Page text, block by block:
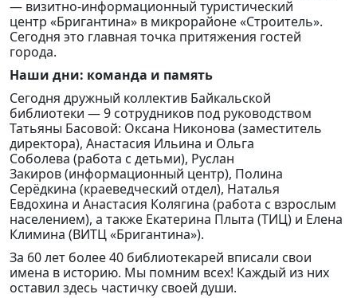
— визитно-информационный туристический
центр «Бригантина» в микрорайоне «Строитель».
Сегодня это главная точка притяжения гостей
города.
Наши дни: команда и память
Сегодня дружный коллектив Байкальской
библиотеки — 9 сотрудников под руководством
Татьяны Басовой: Оксана Никонова (заместитель
директора), Анастасия Ильина и Ольга
Соболева (работа с детьми), Руслан
Закиров (информационный центр), Полина
Серёдкина (краеведческий отдел), Наталья
Евдохина и Анастасия Колягина (работа с взрослым
населением), а также Екатерина Плыта (ТИЦ) и Елена
Климина (ВИТЦ «Бригантина»).
За 60 лет более 40 библиотекарей вписали свои
имена в историю. Мы помним всех! Каждый из них
оставил здесь частичку своей души.